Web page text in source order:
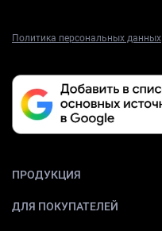
Политика персональных данных
ПРОДУКЦИЯ
ДЛЯ ПОКУПАТЕЛЕЙ